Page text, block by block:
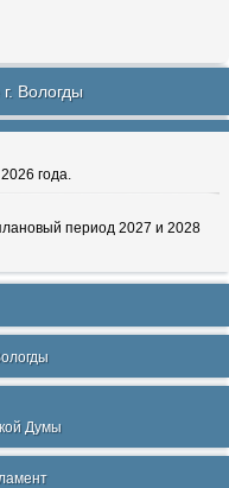
Вологды
года.
период 2027 и 2028
Думы